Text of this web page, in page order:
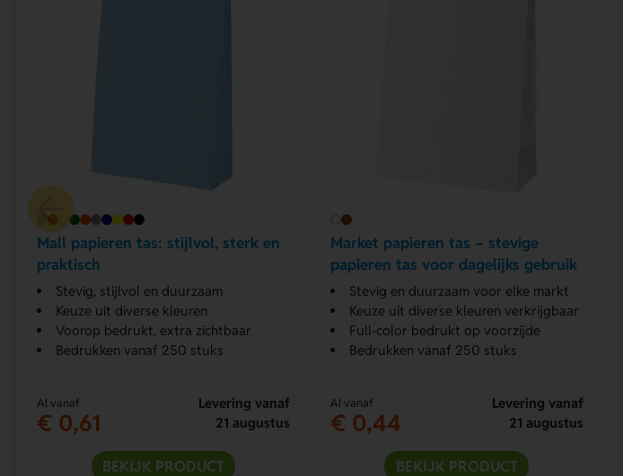
Mall papieren tas: stijlvol, sterk en
praktisch
Stevig, stijlvol en duurzaam
Keuze uit diverse kleuren
Voorop bedrukt, extra zichtbaar
Bedrukken vanaf 250 stuks
Al vanaf
€ 0,61
Levering vanaf
21 augustus
BEKIJK PRODUCT
Market papieren tas – stevige
papieren tas voor dagelijks gebruik
Stevig en duurzaam voor elke markt
Keuze uit diverse kleuren verkrijgbaar
Full-color bedrukt op voorzijde
Bedrukken vanaf 250 stuks
Al vanaf
€ 0,44
Levering vanaf
21 augustus
BEKIJK PRODUCT